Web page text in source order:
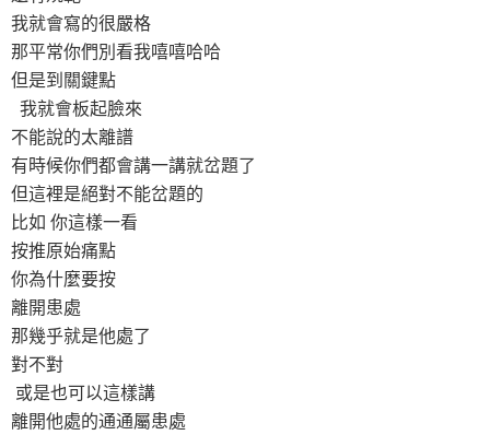
我就會寫的很嚴格
那平常你們別看我嘻嘻哈哈
但是到關鍵點
我就會板起臉來
不能說的太離譜
有時候你們都會講一講就岔題了
但這裡是絕對不能岔題的
比如 你這樣一看
按推原始痛點
你為什麼要按
離開患處
那幾乎就是他處了
對不對
或是也可以這樣講
離開他處的通通屬患處